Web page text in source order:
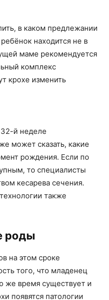
в каком предлежании
находится не в
маме рекомендуется
комплекс
крохе изменить
32-й неделе
может сказать, какие
рождения. Если по
то специалисты
кесарева сечения.
также
роды
на этом сроке
того, что младенец
же время существует и
появятся патологии